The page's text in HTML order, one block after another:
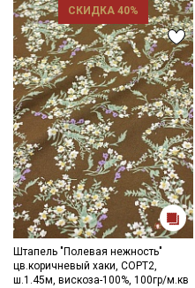
СКИДКА 40%
Штапель "Полевая нежность"
цв.коричневый хаки, СОРТ2,
ш.1.45м, вискоза-100%, 100гр/м.кв
Ознакомлен(а) с
данных
и даюСогласие
данных
ДаюСогласие на
информационных рассылок